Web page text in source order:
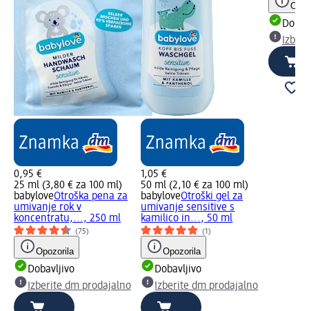
0,95 €
25 ml (3,80 € za 100 ml)
babyloveOtroška pena za
umivanje rok v
koncentratu,..., 250 ml
(75)
Opozorila
Dobavljivo
Izberite dm prodajalno
1,05 €
50 ml (2,10 € za 100 ml)
babyloveOtroški gel za
umivanje sensitive s
kamilico in..., 50 ml
(1)
Opozorila
Dobavljivo
Izberite dm prodajalno